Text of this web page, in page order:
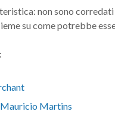
non sono
su come potrebbe
Mauricio Martins